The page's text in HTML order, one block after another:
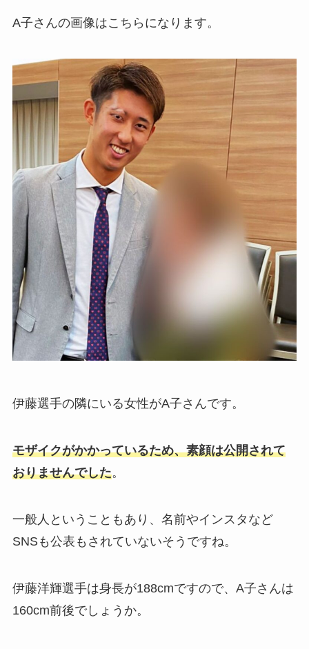
A子さんの画像はこちらになります。
伊藤選手の隣にいる女性がA子さんです。
モザイクがかかっているため、素顔は公開されて
おりませんでした。
一般人ということもあり、名前やインスタなど
SNSも公表もされていないそうですね。
伊藤洋輝選手は身長が188cmですので、A子さんは
160cm前後でしょうか。